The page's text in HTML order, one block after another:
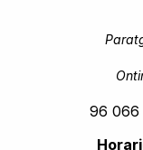
96 066